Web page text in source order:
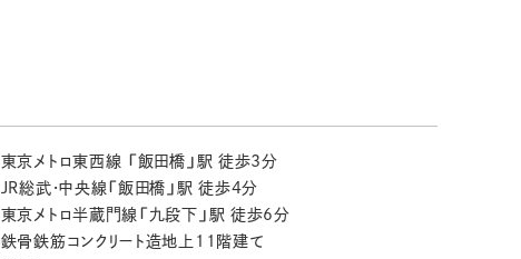
東京メトロ東西線 「飯田橋」駅 徒歩3分
JR総武・中央線「飯田橋」駅 徒歩4分
東京メトロ半蔵門線「九段下」駅 徒歩6分
鉄骨鉄筋コンクリート造地上11階建て